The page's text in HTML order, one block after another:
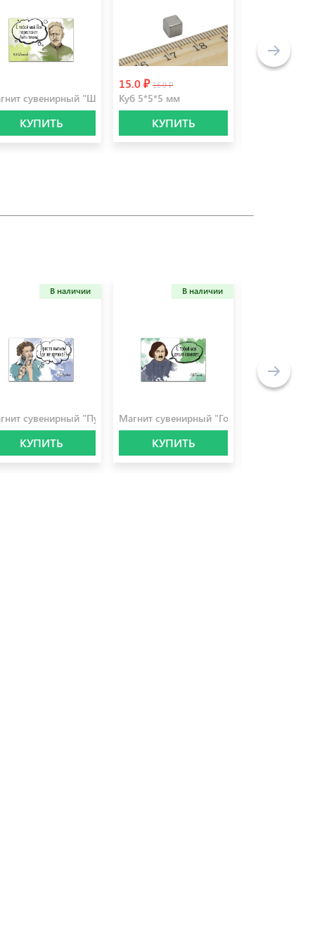
сувенирный "Шолохов"
КУПИТЬ
15.0 ₽ 16.0 ₽
Куб 5*5*5 мм
КУПИТЬ
В наличии
сувенирный "Пушкин"
КУПИТЬ
В наличии
Магнит сувенирный "Гоголь"
КУПИТЬ